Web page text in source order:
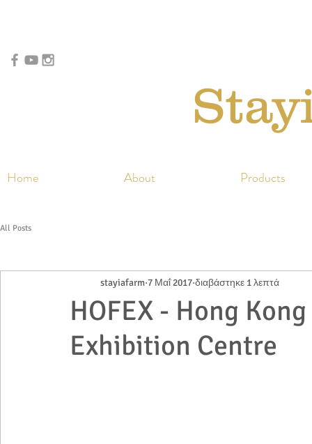
Home About Products
All Posts
HOFEX - Hong
Exhibition Centre
stayiafarm 7 Μαΐ 2017 διαβάστηκε 1 λεπτά